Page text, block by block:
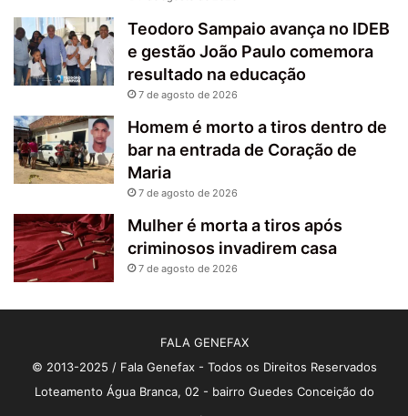
Teodoro Sampaio avança no IDEB
e gestão João Paulo comemora
resultado na educação
7 de agosto de 2026
Homem é morto a tiros dentro de
bar na entrada de Coração de
Maria
7 de agosto de 2026
Mulher é morta a tiros após
criminosos invadirem casa
7 de agosto de 2026
FALA GENEFAX
© 2013-2025 / Fala Genefax - Todos os Direitos Reservados
Loteamento Água Branca, 02 - bairro Guedes Conceição do